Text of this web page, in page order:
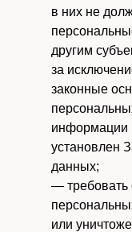
в них не
другим
за
законные
информации
установлен
данных;
— требовать
или